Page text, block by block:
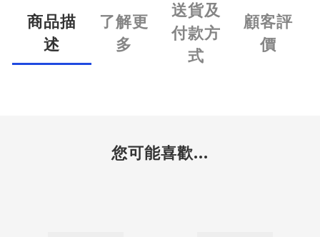
商品描
述
了解更
多
送貨及
付款方
式
顧客評
價
您可能喜歡...